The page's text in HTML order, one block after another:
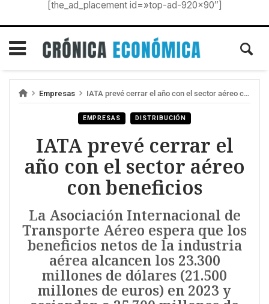
[the_ad_placement id=»top-ad-920×90″]
Empresas IATA prevé cerrar el año con el sector aéreo con beneficios
EMPRESAS DISTRIBUCIÓN
IATA prevé cerrar el
año con el sector aéreo
con beneficios
La Asociación Internacional de
Transporte Aéreo espera que los
beneficios netos de la industria
aérea alcancen los 23.300
millones de dólares (21.500
millones de euros) en 2023 y